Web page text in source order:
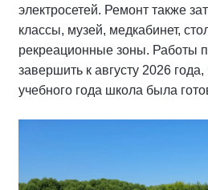
электросетей. Ремонт также
классы, музей, медкабинет,
рекреационные зоны. Работы
завершить к августу 2026
учебного года школа была